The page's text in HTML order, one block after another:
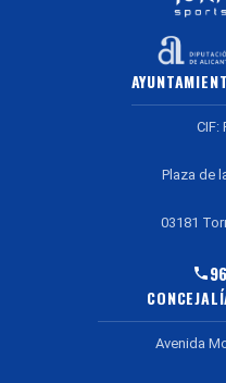
CIF:
Plaza de
03181
Avenida